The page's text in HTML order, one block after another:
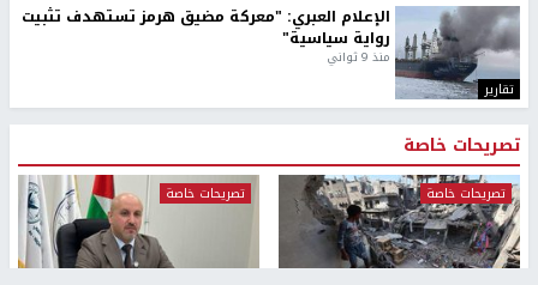
تقارير
الإعلام العبري: "معركة مضيق هرمز تستهدف تثبيت
رواية سياسية"
منذ 9 ثواني
تصريحات خاصة
تصريحات خاصة تصريحات خاصة